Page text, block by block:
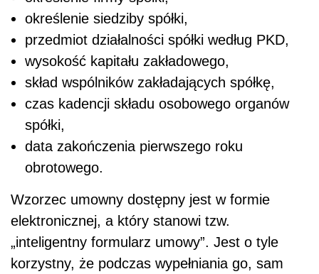
określenie siedziby spółki,
przedmiot działalności spółki według PKD,
wysokość kapitału zakładowego,
skład wspólników zakładających spółkę,
czas kadencji składu osobowego organów
spółki,
data zakończenia pierwszego roku
obrotowego.
Wzorzec umowny dostępny jest w formie
elektronicznej, a który stanowi tzw.
„inteligentny formularz umowy”. Jest o tyle
korzystny, że podczas wypełniania go, sam